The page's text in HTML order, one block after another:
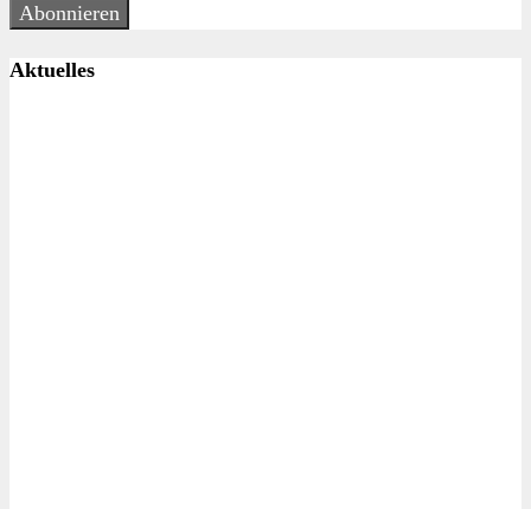
Abonnieren
Aktuelles